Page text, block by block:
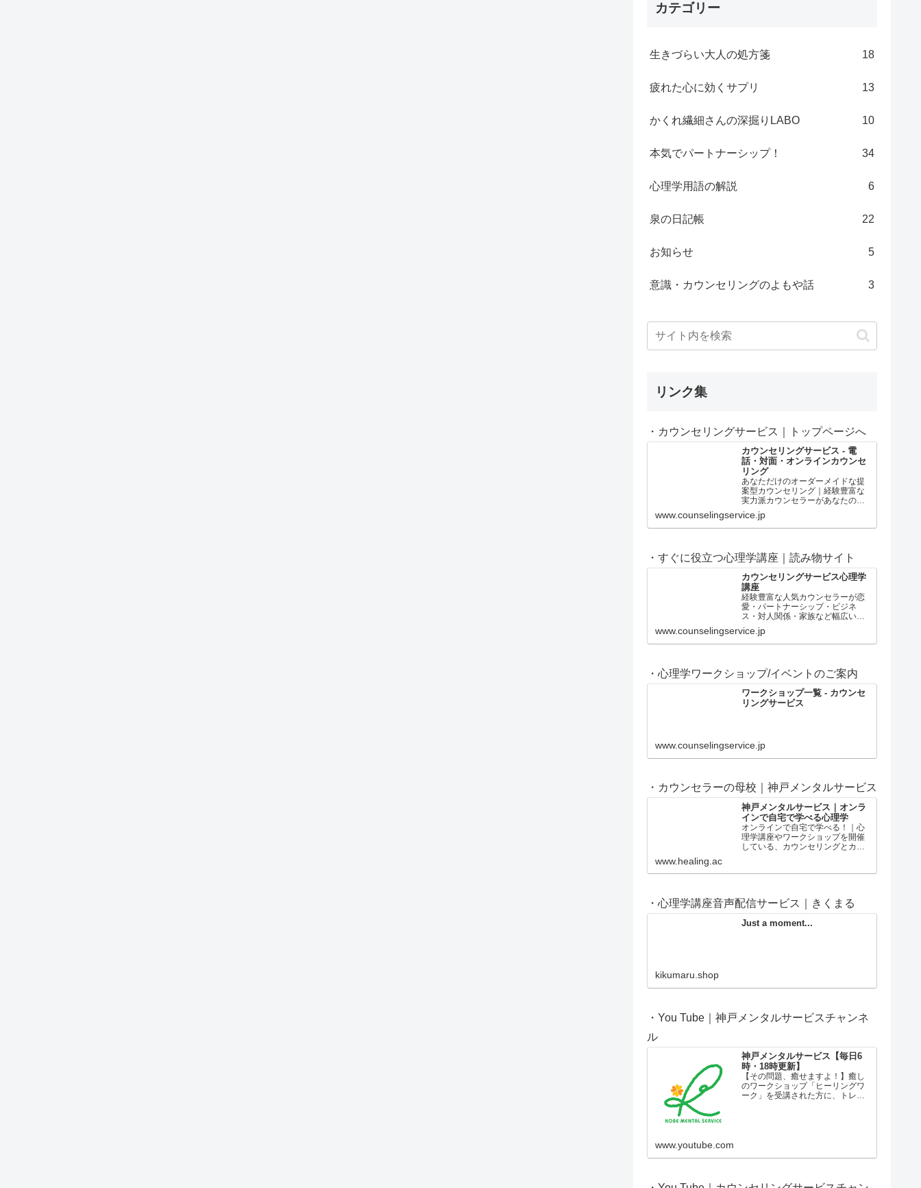
カテゴリー
生きづらい大人の処方箋 18
疲れた心に効くサプリ 13
かくれ繊細さんの深掘りLABO 10
本気でパートナーシップ！ 34
心理学用語の解説 6
泉の日記帳 22
お知らせ 5
意識・カウンセリングのよもや話 3
リンク集
・カウンセリングサービス｜トップページへ
カウンセリングサービス - 電
話・対面・オンラインカウンセ
リング
あなただけのオーダーメイドな提
案型カウンセリング｜経験豊富な
実力派カウンセラーがあなたの問
題解決や心の成長をサポート！本
物志向のあなたに、ワンランク上
の心理カウンセリングをご提供し
www.counselingservice.jp
・すぐに役立つ心理学講座｜読み物サイト
カウンセリングサービス心理学
講座
経験豊富な人気カウンセラーが恋
愛・パートナーシップ・ビジネ
ス・対人関係・家族など幅広いジ
ャンルの問題についてすぐに役立
つ心理学講座を配信。
www.counselingservice.jp
・心理学ワークショップ/イベントのご案内
ワークショップ一覧 - カウンセ
リングサービス
www.counselingservice.jp
・カウンセラーの母校｜神戸メンタルサービス
神戸メンタルサービス｜オンラ
インで自宅で学べる心理学
オンラインで自宅で学べる！｜心
理学講座やワークショップを開催
している、カウンセリングとカウ
www.healing.ac
・心理学講座音声配信サービス｜きくまる
Just a moment...
kikumaru.shop
・You Tube｜神戸メンタルサービスチャンネ
ル
神戸メンタルサービス【毎日6
時・18時更新】
【その問題、癒せますよ！】癒し
のワークショップ「ヒーリングワ
ーク」を受講された方に、トレー
www.youtube.com